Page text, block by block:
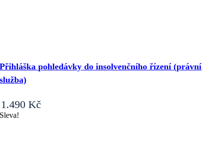
Přihláška pohledávky do insolvenčního řízení (právní
služba)
1.490Kč
Sleva!